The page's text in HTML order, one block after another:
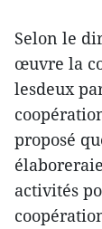
Selon le
œuvre la
lesdeux
proposé
activités